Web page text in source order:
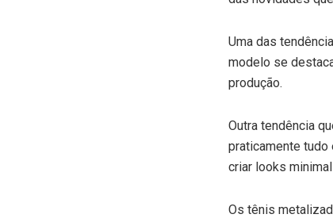
Uma das
modelo se
produção.
Outra tendência
praticamente tudo
criar looks
Os tênis